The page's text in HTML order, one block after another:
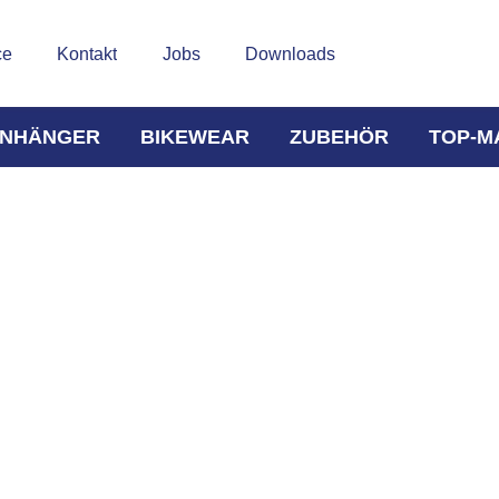
Kontakt Jobs Downloads
BIKEWEAR ZUBEHÖR TOP-